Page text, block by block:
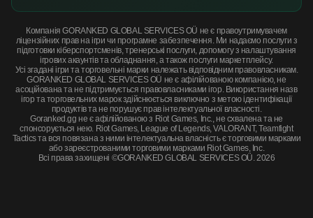
Компанія GORANKED GLOBAL SERVICES OÜ не є правоутримувачем
ліцензійних прав на ігри чи програмне забезпечення. Ми надаємо послуги з
підготовки кіберспортсменів, тренерські послуги, допомогу з налаштування
ігрових акаунтів та обладнання, а також послуги маркетплейсу.
Усі згадані ігри та торговельні марки належать відповідним правовласникам.
GORANKED GLOBAL SERVICES OÜ не є афілійованою компанією, не
асоційована та не підтримується правовласниками ігор. Використання назв
ігор та торговельних марок здійснюється виключно з метою ідентифікації
продуктів та не порушує прав інтелектуальної власності.
Goranked.gg не є афілійованою з Riot Games, Inc., не схвалена та не
спонсорується нею. Riot Games, League of Legends, VALORANT, Teamfight
Tactics та вся повязана з ними інтелектуальна власність є торговими марками
або зареєстрованими торговими марками Riot Games, Inc.
Всі права захищені ©GORANKED GLOBAL SERVICES OÜ. 2026